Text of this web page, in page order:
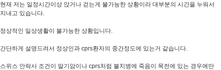
현재 저는 일정시간이상 앉거나 걷는게 불가능한 상황이라 대부분의 시간을 누워서
지내고 있습니다.
정상적인 일상생활이 불가능한 상황입니다.
간단하게 설명드려서 정상인과 cprs환자의 중간정도에 있는거 같습니다.
스위스 안락사 조건이 말기암이나 cprs처럼 불치병에 죽음이 목전에 있는 경우에만